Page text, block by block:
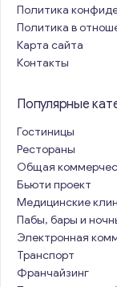
Политика
Политика в
Карта сайта
Контакты
Популярные
Гостиницы
Рестораны
Общая
Бьюти проект
Медицинские
Пабы, бары и
Электронная
Транспорт
Франчайзинг